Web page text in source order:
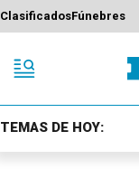
ClasificadosFúnebres
TEMAS DE HOY: